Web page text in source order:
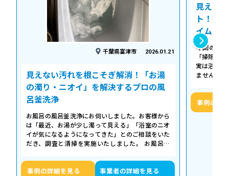
千葉県富津市 2026.01.21
見えない汚れを根こそぎ解消！「お湯
の濁り・ニオイ」を解決するプロの風
呂釜洗浄
お風呂の風呂釜洗浄にお伺いしました。お客様から
は「最近、お湯が少し濁って見える」「浴室のニオ
イが気になるようになってきた」とのご相談をいた
だき、調査と清掃を実施いたしました。 お風呂の
事例の詳細を見る 事業者の詳細を見る
見えな
ト！徹
イム
今回の作
「掃除し
実は浴槽
ません。
事例の詳